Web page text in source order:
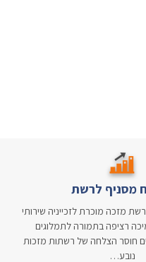
מסניף לרשת
מזכה מוכרת לזכייניה שירותי
רציפה בתמורה לתמלוגים
חוסר הצלחה של רשתות מזכות
נובע…